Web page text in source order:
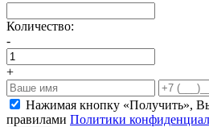
Количество:
-
+
Нажимая кнопку «Получить»,
правилами Политики